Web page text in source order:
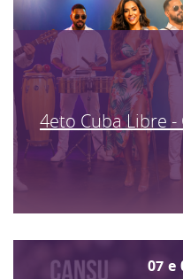
4eto Cuba Libre
07 e